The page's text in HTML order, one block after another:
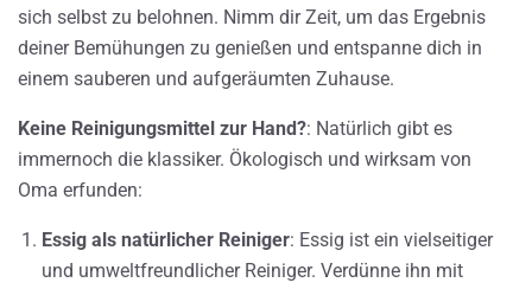
sich selbst zu belohnen. Nimm dir Zeit, um das Ergebnis
deiner Bemühungen zu genießen und entspanne dich in
einem sauberen und aufgeräumten Zuhause.
Keine Reinigungsmittel zur Hand?: Natürlich gibt es
immernoch die klassiker. Ökologisch und wirksam von
Oma erfunden:
Essig als natürlicher Reiniger: Essig ist ein vielseitiger
und umweltfreundlicher Reiniger. Verdünne ihn mit